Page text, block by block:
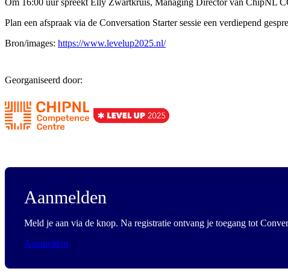
Om 16:00 uur spreekt Elly Zwartkruis, Managing Director van ChipNL
Plan een afspraak via de Conversation Starter sessie een verdiepend
Bron/images: https://www.levelup2025.nl/
Georganiseerd door:
Aanmelden
Meld je aan via de knop. Na registratie ontvang je toegang tot
Aanmelden